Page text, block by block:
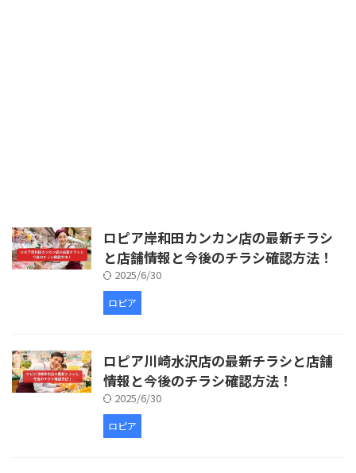
ロピア岸和田カンカン店の最新チラシ
と店舗情報と今後のチラシ確認方法！
2025/6/30
ロピア
ロピア川崎水沢店の最新チラシと店舗
情報と今後のチラシ確認方法！
2025/6/30
ロピア